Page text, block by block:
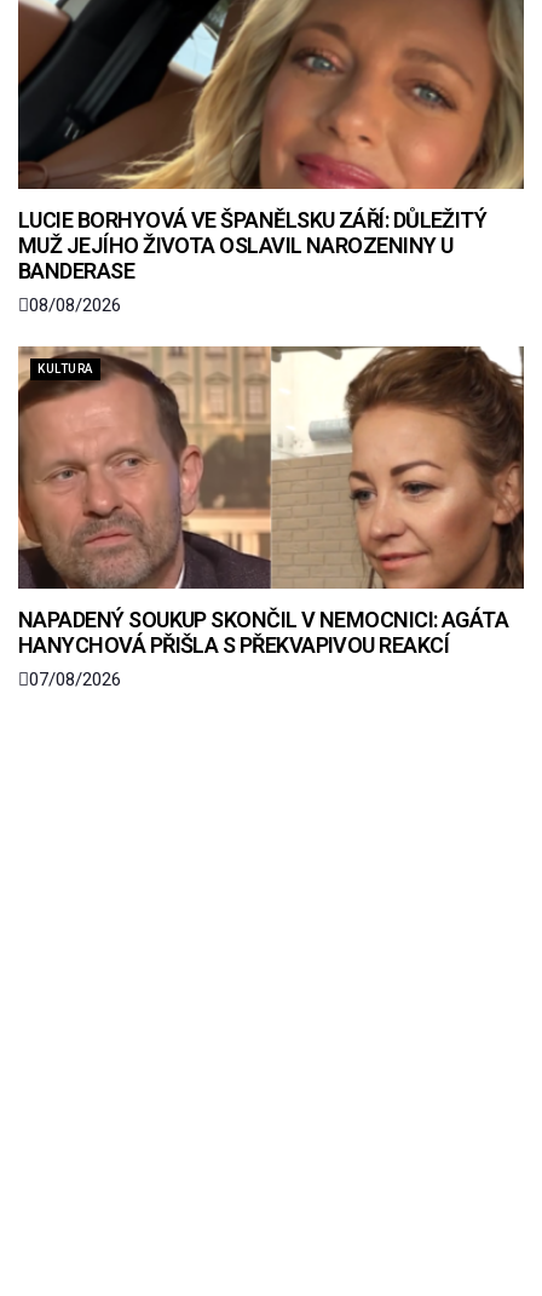
LUCIE BORHYOVÁ VE ŠPANĚLSKU ZÁŘÍ: DŮLEŽITÝ
MUŽ JEJÍHO ŽIVOTA OSLAVIL NAROZENINY U
BANDERASE
08/08/2026
KULTURA
NAPADENÝ SOUKUP SKONČIL V NEMOCNICI: AGÁTA
HANYCHOVÁ PŘIŠLA S PŘEKVAPIVOU REAKCÍ
07/08/2026